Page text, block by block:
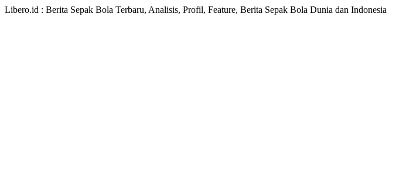
Libero.id : Berita Sepak Bola Terbaru, Analisis, Profil, Feature, Berita Sepak Bola Dunia dan Indonesia